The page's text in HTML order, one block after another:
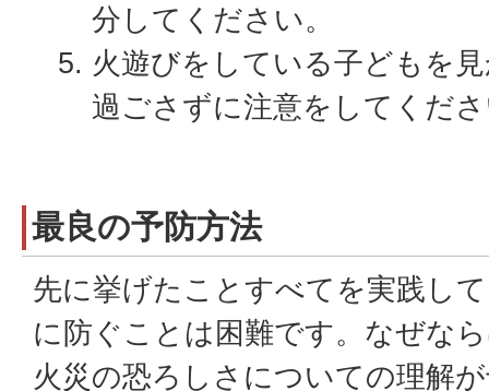
分してください。
火遊びをしている子どもを
過ごさずに注意をしてくだ
最良の予防方法
先に挙げたことすべてを実践し
に防ぐことは困難です。なぜな
火災の恐ろしさについての理解